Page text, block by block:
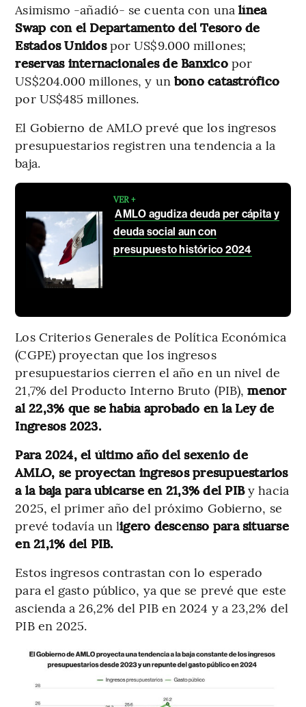
Asimismo -añadió- se cuenta con unalínea
Swap con el Departamento del Tesoro de
Estados Unidospor US$9.000 millones;
reservas internacionales de Banxicopor
US$204.000 millones, y un bono catastrófico
por US$485 millones.
El Gobierno de AMLO prevé que los ingresos
presupuestarios registren una tendencia a la
baja.
VER +
AMLO agudiza deuda per cápita y
deuda social aun con
presupuesto histórico 2024
Los Criterios Generales de Política Económica
(CGPE) proyectan que los ingresos
presupuestarios cierren el año en un nivel de
21,7% del Producto Interno Bruto (PIB),menor
al 22,3% que se había aprobado en la Ley de
Ingresos 2023.
Para 2024, el último año del sexenio de
AMLO, se proyectan ingresos presupuestarios
a la baja para ubicarse en 21,3% del PIBy hacia
2025, el primer año del próximo Gobierno, se
prevé todavía un ligero descenso para situarse
en 21,1% del PIB.
Estos ingresos contrastan con lo esperado
para el gasto público, ya que se prevé que este
ascienda a 26,2% del PIB en 2024 y a 23,2% del
PIB en 2025.